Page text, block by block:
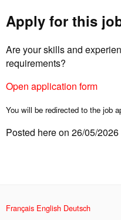
Apply for this
Are your skills and
requirements?
Open application form
You will be redirected to the job
Posted here on 26/05/2026
Français English Deutsch